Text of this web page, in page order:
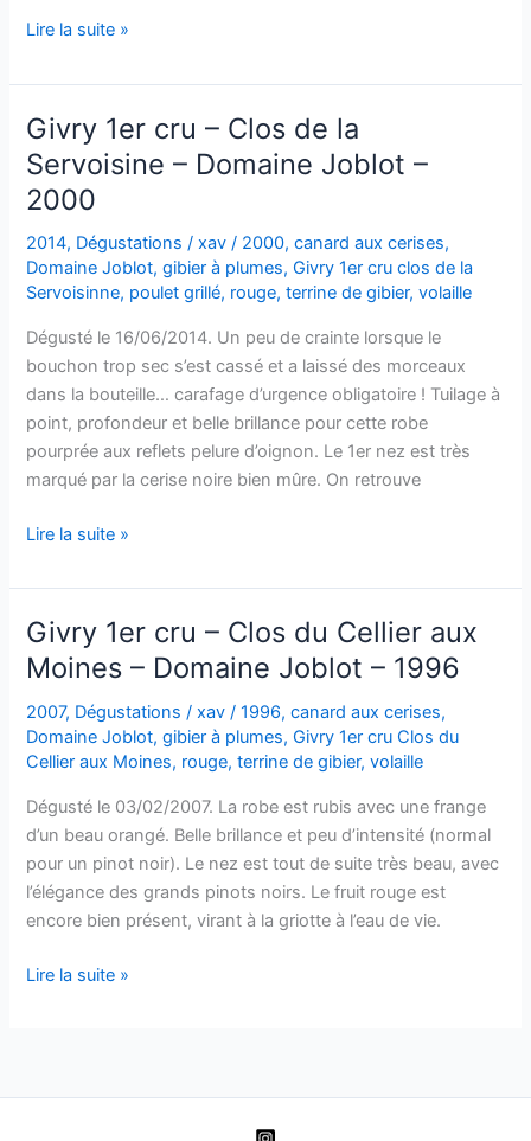
Givry
cru
Clos
de
la
Servoisine
Domaine
Joblot
1996
Lire la suite »
Givry 1er cru – Clos de la
Servoisine – Domaine Joblot –
2000
2014, Dégustations /xav/ 2000,canard aux cerises,
Domaine Joblot,gibier à plumes,Givry 1er cru clos de la
Servoisinne, poulet grillé, rouge,terrine de gibier,volaille
Dégusté le 16/06/2014. Un peu de crainte lorsque le
bouchon trop sec s’est cassé et a laissé des morceaux
dans la bouteille… carafage d’urgence obligatoire ! Tuilage à
point, profondeur et belle brillance pour cette robe
pourprée aux reflets pelure d’oignon. Le 1er nez est très
marqué par la cerise noire bien mûre. On retrouve
Givry
cru
–
Clos
de
la
Servoisine
–
Joblot
–
2000
Lire la suite »
Givry 1er cru – Clos du Cellier aux
Moines – Domaine Joblot – 1996
2007, Dégustations /xav/1996,canard aux cerises,
Domaine Joblot,gibier à plumes,Givry 1er cru Clos du
Cellier aux Moines, rouge,terrine de gibier,volaille
Dégusté le 03/02/2007. La robe est rubis avec une frange
d’un beau orangé. Belle brillance et peu d’intensité (normal
pour un pinot noir). Le nez est tout de suite très beau, avec
l’élégance des grands pinots noirs. Le fruit rouge est
encore bien présent, virant à la griotte à l’eau de vie.
Givry
Lire la suite »